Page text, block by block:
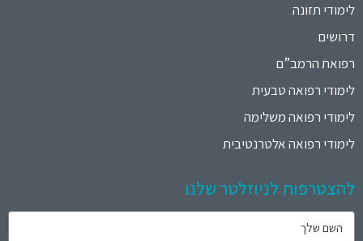
לימודי תזונה
דרושים
רפואת הרמב”ם
לימודי רפואה טבעית
לימודי רפואה משלימה
לימודי רפואה אלטרנטיבית
להצטרפות לניוזלטר שלנו